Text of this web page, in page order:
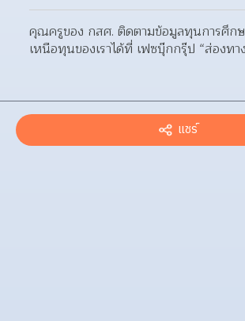
คุณครูของ กสศ. ติดตามข้อมูลทุนการศึก
เหนือทุนของเราได้ที่ เฟซบุ๊กกรุ๊ป “ส่องท
แชร์